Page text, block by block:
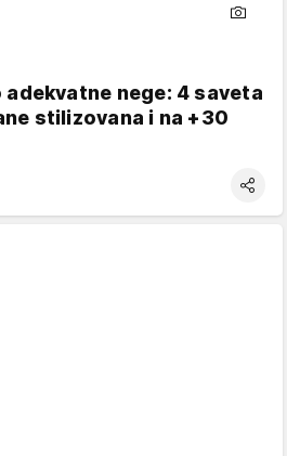
nege: 4 saveta
stilizovana i na +30